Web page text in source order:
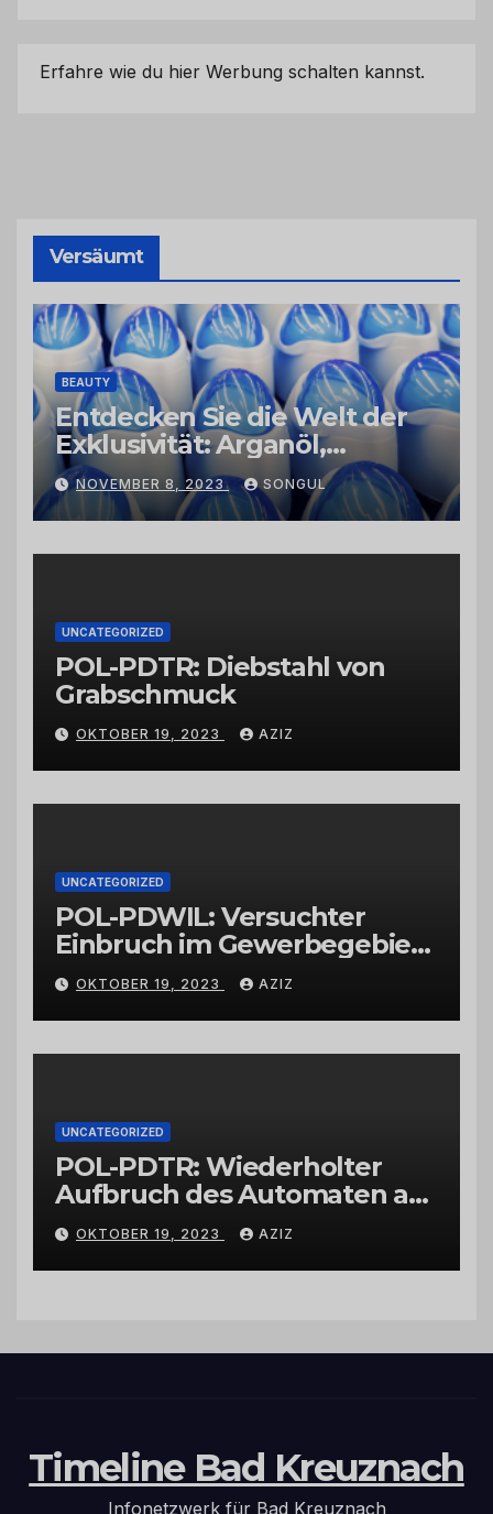
Erfahre wie du hier Werbung schalten kannst.
Versäumt
BEAUTY
Entdecken Sie die Welt der
Exklusivität: Arganöl,
Kaktusfeigenkernöl und
Schwarzkümmelöl von
vertrauenswürdigen
Großhändlern und Anbietern
NOVEMBER 8, 2023 SONGUL
UNCATEGORIZED
POL-PDTR: Diebstahl von
Grabschmuck
OKTOBER 19, 2023 AZIZ
UNCATEGORIZED
POL-PDWIL: Versuchter
Einbruch im Gewerbegebiet
Wittlich
OKTOBER 19, 2023 AZIZ
UNCATEGORIZED
POL-PDTR: Wiederholter
Aufbruch des Automaten am
Wohnmobilstellplatz in
Hermeskeil am Labachweg
OKTOBER 19, 2023 AZIZ
Timeline Bad Kreuznach
Infonetzwerk für Bad Kreuznach